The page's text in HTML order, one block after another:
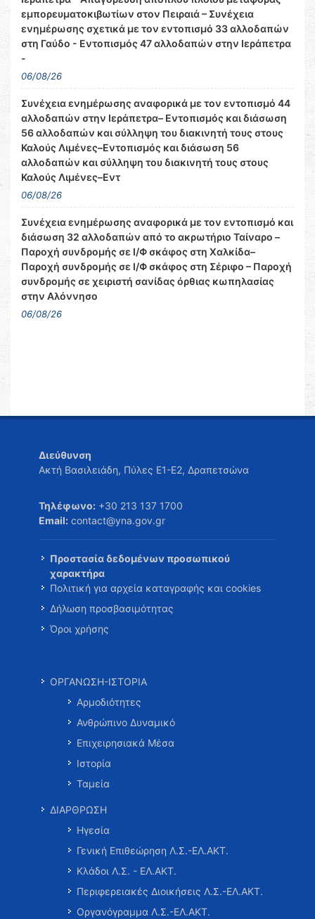
εμπορευματοκιβωτίων στον Πειραιά – Συνέχεια
ενημέρωσης σχετικά με τον εντοπισμό 33 αλλοδαπών
στη Γαύδο - Εντοπισμός 47 αλλοδαπών στην Ιεράπετρα
-
06/08/26
Συνέχεια ενημέρωσης αναφορικά με τον εντοπισμό 44
αλλοδαπών στην Ιεράπετρα– Εντοπισμός και διάσωση
56 αλλοδαπών και σύλληψη του διακινητή τους στους
Καλούς Λιμένες–Εντοπισμός και διάσωση 56
αλλοδαπών και σύλληψη του διακινητή τους στους
Καλούς Λιμένες–Εντ
06/08/26
Συνέχεια ενημέρωσης αναφορικά με τον εντοπισμό και
διάσωση 32 αλλοδαπών από το ακρωτήριο Ταίναρο –
Παροχή συνδρομής σε Ι/Φ σκάφος στη Χαλκίδα–
Παροχή συνδρομής σε Ι/Φ σκάφος στη Σέριφο – Παροχή
συνδρομής σε χειριστή σανίδας όρθιας κωπηλασίας
στην Αλόννησο
06/08/26
Διεύθυνση
Ακτή Βασιλειάδη, Πύλες Ε1-Ε2, Δραπετσώνα
Τηλέφωνο: +30 213 137 1700
Email: contact@yna.gov.gr
Προστασία δεδομένων προσωπικού
χαρακτήρα
Πολιτική για αρχεία καταγραφής και cookies
Δήλωση προσβασιμότητας
Όροι χρήσης
ΟΡΓΑΝΩΣΗ-ΙΣΤΟΡΙΑ
Αρμοδιότητες
Ανθρώπινο Δυναμικό
Επιχειρησιακά Μέσα
Ιστορία
Ταμεία
ΔΙΑΡΘΡΩΣΗ
Ηγεσία
Γενική Επιθεώρηση Λ.Σ.-ΕΛ.ΑΚΤ.
Κλάδοι Λ.Σ. - ΕΛ.ΑΚΤ.
Περιφερειακές Διοικήσεις Λ.Σ.-ΕΛ.ΑΚΤ.
Οργανόγραμμα Λ.Σ.-ΕΛ.ΑΚΤ.